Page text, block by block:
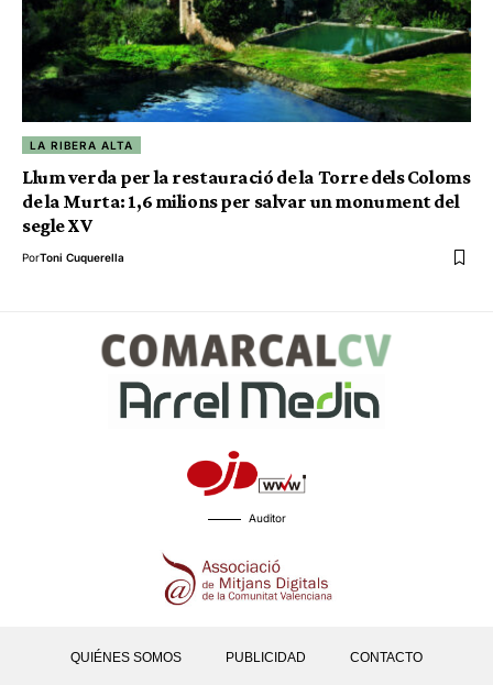
LA RIBERA ALTA
Llum verda per la restauració de la Torre dels Coloms
de la Murta: 1,6 milions per salvar un monument del
segle XV
PorToni Cuquerella
Auditor
QUIÉNES SOMOS PUBLICIDAD CONTACTO